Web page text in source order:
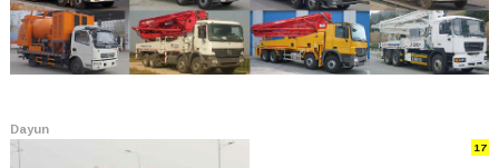
Dayun
17